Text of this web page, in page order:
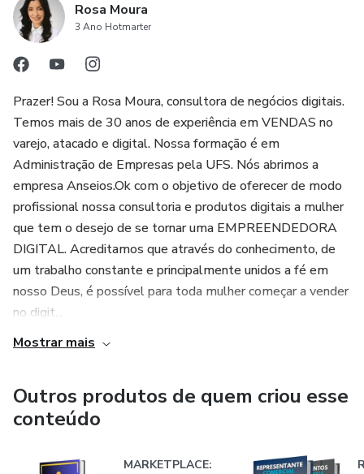
Rosa Moura
3 Ano Hotmarter
Prazer! Sou a Rosa Moura, consultora de negócios digitais.
Temos mais de 30 anos de experiência em VENDAS no
varejo, atacado e digital. Nossa formação é em
Administração de Empresas pela UFS. Nós abrimos a
empresa Anseios.Ok com o objetivo de oferecer de modo
profissional nossa consultoria e produtos digitais a mulher
que tem o desejo de se tornar uma EMPREENDEDORA
DIGITAL. Acreditamos que através do conhecimento, de
um trabalho constante e principalmente unidos a fé em
nosso Deus, é possível para toda mulher começar a vender
no digit...
Mostrar mais
Outros produtos de quem criou esse
conteúdo
MARKETPLACE: